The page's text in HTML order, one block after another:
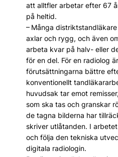
att alltfler arbetar efter 67
på heltid.
– Många
axlar och rygg, och även
arbeta kvar på halv- eller
för en del. För en radiolog
förutsättningarna bättre
konventionellt
huvudsak tar emot
som ska tas och granskar
de tagna bilderna har
skriver utlåtanden. I
och följa den tekniska
digitala radiologin.